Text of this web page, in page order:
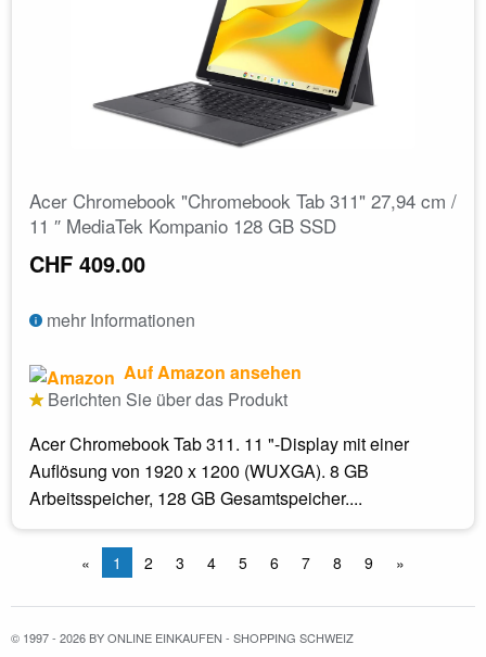
Acer Chromebook "Chromebook Tab 311" 27,94 cm /
11 ″ MediaTek Kompanio 128 GB SSD
CHF 409.00
mehr Informationen
Auf Amazon ansehen
Berichten Sie über das Produkt
Acer Chromebook Tab 311. 11 "-Display mit einer
Auflösung von 1920 x 1200 (WUXGA). 8 GB
Arbeitsspeicher, 128 GB Gesamtspeicher....
« 1 2 3 4 5 6 7 8 9 »
© 1997 - 2026 BY ONLINE EINKAUFEN - SHOPPING SCHWEIZ